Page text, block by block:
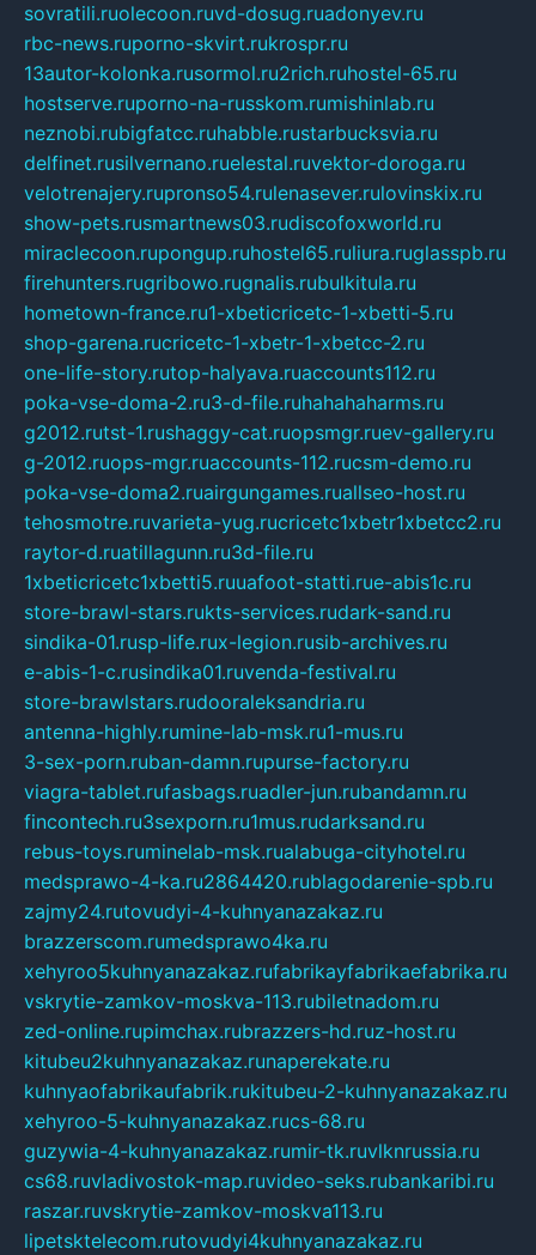
sovratili.ruolecoon.ruvd-dosug.ruadonyev.ru
rbc-news.ruporno-skvirt.rukrospr.ru
13autor-kolonka.rusormol.ru2rich.ruhostel-65.ru
hostserve.ruporno-na-russkom.rumishinlab.ru
neznobi.rubigfatcc.ruhabble.rustarbucksvia.ru
delfinet.rusilvernano.ruelestal.ruvektor-doroga.ru
velotrenajery.rupronso54.rulenasever.rulovinskix.ru
show-pets.rusmartnews03.rudiscofoxworld.ru
miraclecoon.rupongup.ruhostel65.ruliura.ruglasspb.ru
firehunters.rugribowo.rugnalis.rubulkitula.ru
hometown-france.ru1-xbeticricetc-1-xbetti-5.ru
shop-garena.rucricetc-1-xbetr-1-xbetcc-2.ru
one-life-story.rutop-halyava.ruaccounts112.ru
poka-vse-doma-2.ru3-d-file.ruhahahaharms.ru
g2012.rutst-1.rushaggy-cat.ruopsmgr.ruev-gallery.ru
g-2012.ruops-mgr.ruaccounts-112.rucsm-demo.ru
poka-vse-doma2.ruairgungames.ruallseo-host.ru
tehosmotre.ruvarieta-yug.rucricetc1xbetr1xbetcc2.ru
raytor-d.ruatillagunn.ru3d-file.ru
1xbeticricetc1xbetti5.ruuafoot-statti.rue-abis1c.ru
store-brawl-stars.rukts-services.rudark-sand.ru
sindika-01.rusp-life.rux-legion.rusib-archives.ru
e-abis-1-c.rusindika01.ruvenda-festival.ru
store-brawlstars.rudooraleksandria.ru
antenna-highly.rumine-lab-msk.ru1-mus.ru
3-sex-porn.ruban-damn.rupurse-factory.ru
viagra-tablet.rufasbags.ruadler-jun.rubandamn.ru
fincontech.ru3sexporn.ru1mus.rudarksand.ru
rebus-toys.ruminelab-msk.rualabuga-cityhotel.ru
medsprawo-4-ka.ru2864420.rublagodarenie-spb.ru
zajmy24.rutovudyi-4-kuhnyanazakaz.ru
brazzerscom.rumedsprawo4ka.ru
xehyroo5kuhnyanazakaz.rufabrikayfabrikaefabrika.ru
vskrytie-zamkov-moskva-113.rubiletnadom.ru
zed-online.rupimchax.rubrazzers-hd.ruz-host.ru
kitubeu2kuhnyanazakaz.runaperekate.ru
kuhnyaofabrikaufabrik.rukitubeu-2-kuhnyanazakaz.ru
xehyroo-5-kuhnyanazakaz.rucs-68.ru
guzywia-4-kuhnyanazakaz.rumir-tk.ruvlknrussia.ru
cs68.ruvladivostok-map.ruvideo-seks.rubankaribi.ru
raszar.ruvskrytie-zamkov-moskva113.ru
lipetsktelecom.rutovudyi4kuhnyanazakaz.ru